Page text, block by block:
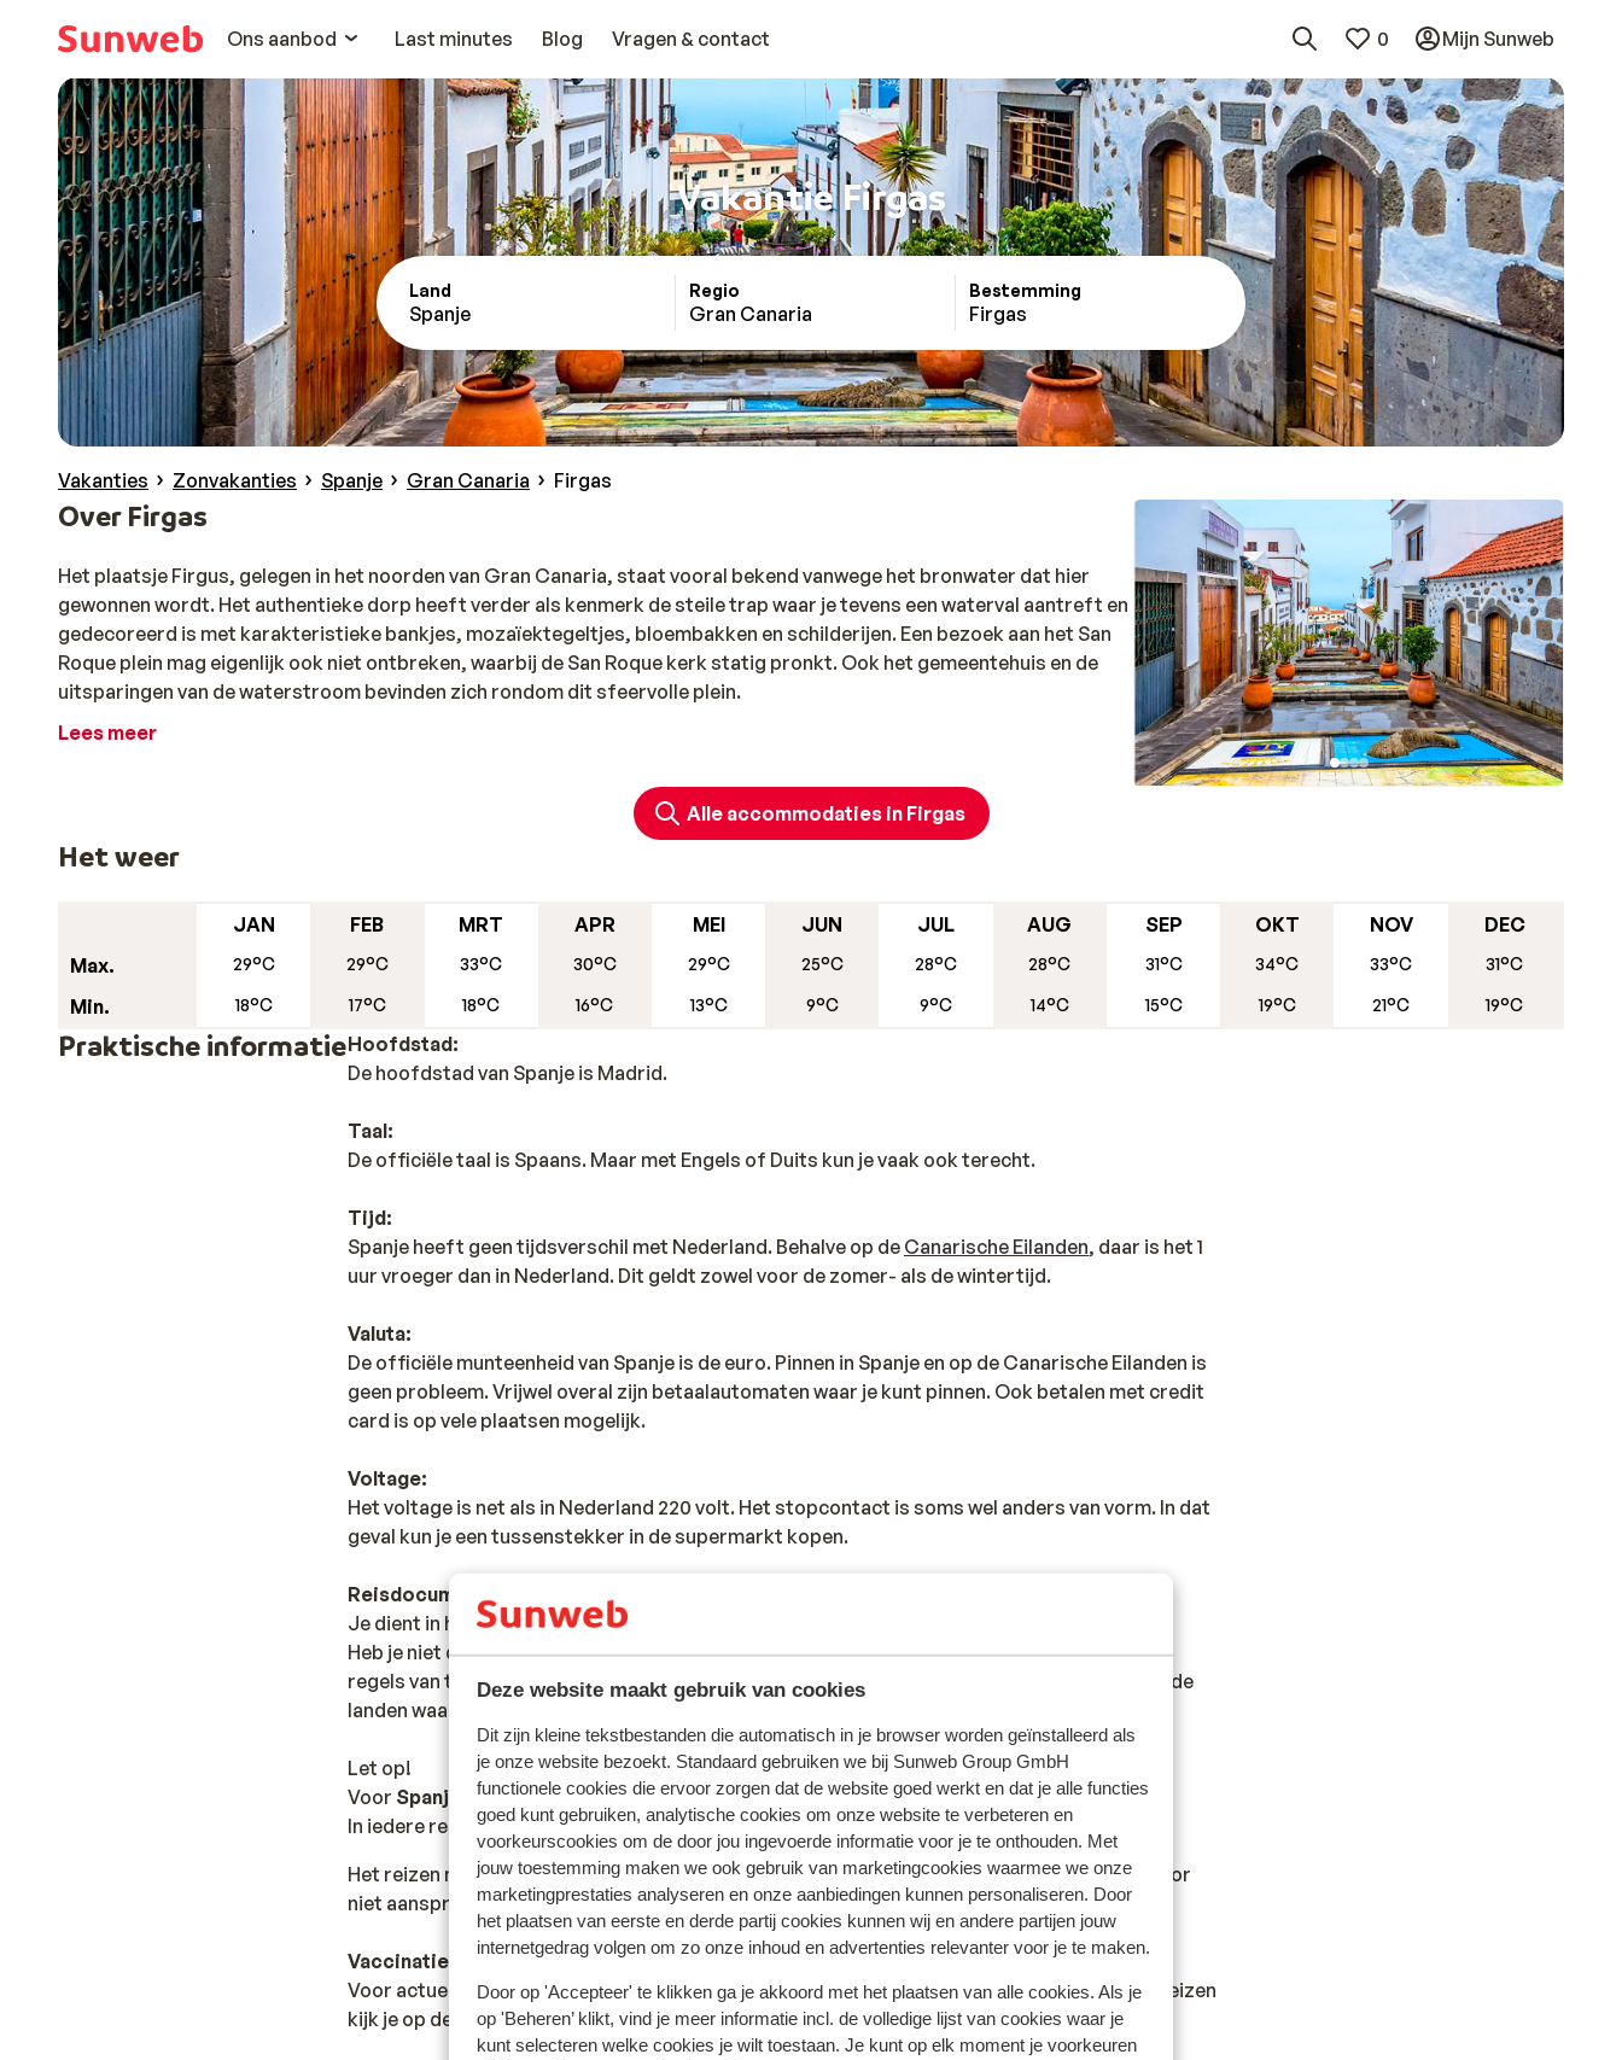
Deze website maakt gebruik van cookies
Dit zijn kleine tekstbestanden die automatisch in je browser worden geïnstalleerd als
je onze website bezoekt. Standaard gebruiken we bij Sunweb Group GmbH
functionele cookies die ervoor zorgen dat de website goed werkt en dat je alle functies
goed kunt gebruiken, analytische cookies om onze website te verbeteren en
voorkeurscookies om de door jou ingevoerde informatie voor je te onthouden. Met
jouw toestemming maken we ook gebruik van marketingcookies waarmee we onze
marketingprestaties analyseren en onze aanbiedingen kunnen personaliseren. Door
het plaatsen van eerste en derde partij cookies kunnen wij en andere partijen jouw
internetgedrag volgen om zo onze inhoud en advertenties relevanter voor je te maken.
Door op 'Accepteer' te klikken ga je akkoord met het plaatsen van alle cookies. Als je
op 'Beheren’ klikt, vind je meer informatie incl. de volledige lijst van cookies waar je
kunt selecteren welke cookies je wilt toestaan. Je kunt op elk moment je voorkeuren
Ons aanbod
Last minutes Blog Vragen & contact 0 Mijn Sunweb
Vakantie Firgas
Land
Spanje
Regio
Gran Canaria
Bestemming
Firgas
Vakanties Zonvakanties Spanje Gran Canaria Firgas
Over Firgas
Het plaatsje Firgus, gelegen in het noorden van Gran Canaria, staat vooral bekend vanwege het bronwater dat hier
gewonnen wordt. Het authentieke dorp heeft verder als kenmerk de steile trap waar je tevens een waterval aantreft en
gedecoreerd is met karakteristieke bankjes, mozaïektegeltjes, bloembakken en schilderijen. Een bezoek aan het San
Roque plein mag eigenlijk ook niet ontbreken, waarbij de San Roque kerk statig pronkt. Ook het gemeentehuis en de
uitsparingen van de waterstroom bevinden zich rondom dit sfeervolle plein.
Lees meer
Alle accommodaties in Firgas
Het weer
Max.
Min.
JAN
29°C
18°C
FEB
29°C
17°C
MRT
33°C
18°C
APR
30°C
16°C
MEI
29°C
13°C
JUN
25°C
9°C
JUL
28°C
9°C
AUG
28°C
14°C
SEP
31°C
15°C
OKT
34°C
19°C
NOV
33°C
21°C
DEC
31°C
19°C
Praktische informatieHoofdstad:
De hoofdstad van Spanje is Madrid.
Taal:
De officiële taal is Spaans. Maar met Engels of Duits kun je vaak ook terecht.
Tijd:
Spanje heeft geen tijdsverschil met Nederland. Behalve op de Canarische Eilanden, daar is het 1
uur vroeger dan in Nederland. Dit geldt zowel voor de zomer- als de wintertijd.
Valuta:
De officiële munteenheid van Spanje is de euro. Pinnen in Spanje en op de Canarische Eilanden is
geen probleem. Vrijwel overal zijn betaalautomaten waar je kunt pinnen. Ook betalen met credit
card is op vele plaatsen mogelijk.
Voltage:
Het voltage is net als in Nederland 220 volt. Het stopcontact is soms wel anders van vorm. In dat
geval kun je een tussenstekker in de supermarkt kopen.
Reisdocumenten:
Je dient in het bezit te zijn van een geldig paspoort of een geldig identiteitsbewijs.
Heb je niet de Nederlandse nationaliteit, dan is het belangrijk om na te vragen of er andere
regels van toepassing zijn. Dit vraag je na bij de ambassade van het land waar je heen wilt en de
landen waar je doorheen reist.
Let op!
Voor Spanje
geldt:
In iedere reservering dient er minimaal 1 persoon 18 jaar of ouder te zijn.
Het reizen met de juiste documenten is jouw eigen verantwoordelijkheid. Sunweb kan hiervoor
niet aansprakelijk worden gesteld.
Vaccinatie:
Voor actuele informatie betreffende vaccinaties en andere gegevens over gezondheid en reizen
kijk je op de site van LCR: https://www.lcr.nl/.